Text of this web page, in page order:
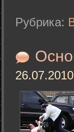
Рубрика: